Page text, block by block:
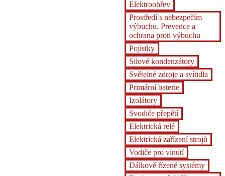
Elektroohřev
Prostředí s nebezpečím
výbuchu. Prevence a
ochrana proti výbuchu
Pojistky
Silové kondenzátory
Světelné zdroje a svítidla
Primární baterie
Izolátory
Svodiče přepětí
Elektrická relé
Elektrická zařízení strojů
Vodiče pro vinutí
Dálkově řízené systémy